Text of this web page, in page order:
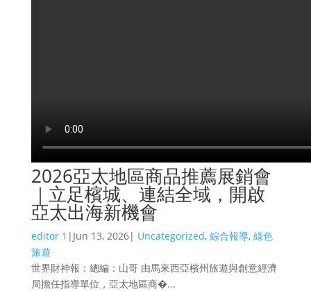
2026亞太地區商品推薦展銷會
｜立足檳城、連結全域，開啟
亞太出海新機會
editor 1 | Jun 13, 2026| Uncategorized, 綜合報導, 綠色
旅遊
世界財神報：總編：山哥 由馬來西亞檳州旅遊與創意經濟
局擔任指導單位，亞太地區商�...